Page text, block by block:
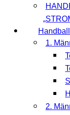
Handball
1.
2.